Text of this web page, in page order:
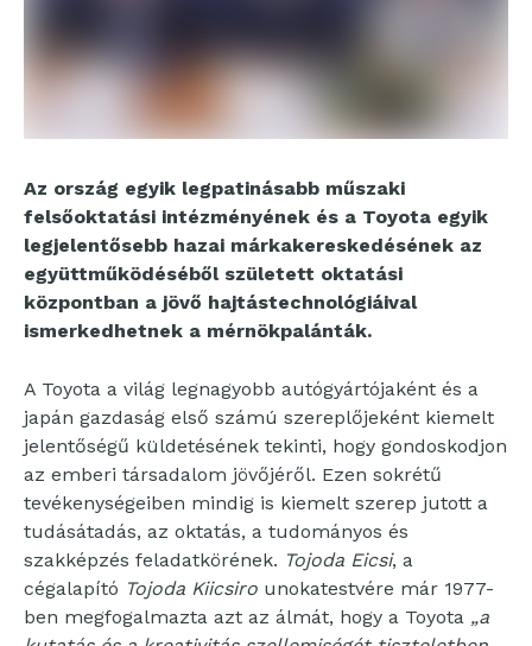
Az ország egyik legpatinásabb műszaki
felsőoktatási intézményének és a Toyota egyik
legjelentősebb hazai márkakereskedésének az
együttműködéséből született oktatási
központban a jövő hajtástechnológiáival
ismerkedhetnek a mérnökpalánták.
A Toyota a világ legnagyobb autógyártójaként és a
japán gazdaság első számú szereplőjeként kiemelt
jelentőségű küldetésének tekinti, hogy gondoskodjon
az emberi társadalom jövőjéről. Ezen sokrétű
tevékenységeiben mindig is kiemelt szerep jutott a
tudásátadás, az oktatás, a tudományos és
szakképzés feladatkörének. Tojoda Eicsi, a
cégalapító Tojoda Kiicsiro unokatestvére már 1977-
ben megfogalmazta azt az álmát, hogy a Toyota „a